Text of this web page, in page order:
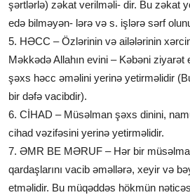
şərtlərlə) zəkat verilməli- dir. Bu zəkat
edə bilməyən- lərə və s. işlərə sərf
5. HƏCC – Özlərinin və ailələrinin
Məkkədə Allahın evini – Kəbəni ziyarət
şəxs həcc əməlini yerinə yetirməlidir
bir dəfə vacibdir).
6. CİHAD – Müsəlman şəxs dinini,
cihad vəzifəsini yerinə yetirməlidir.
7. ƏMR BE MƏRUF – Hər bir
qardaşlarını vacib əməllərə, xeyir və
etməlidir. Bu müqəddəs hökmün